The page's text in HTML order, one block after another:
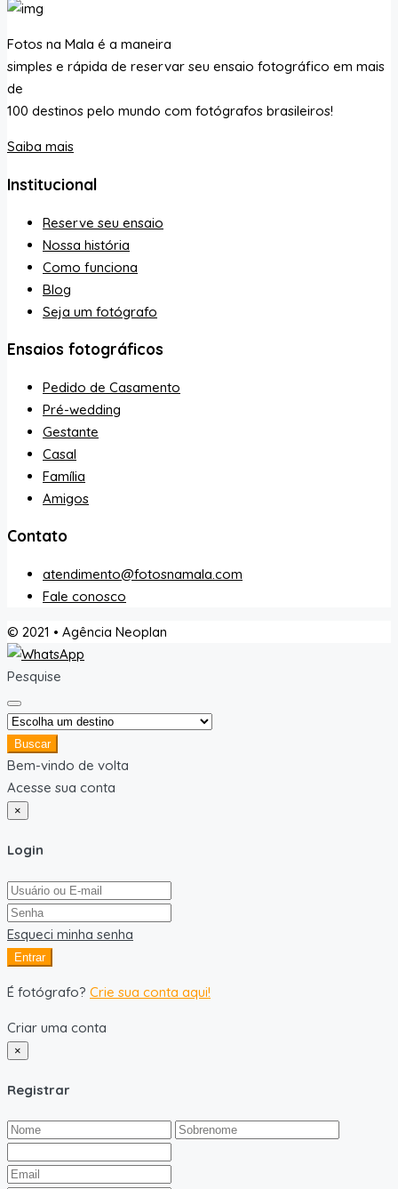
Fotos na Mala é a maneira
simples e rápida de reservar seu ensaio fotográfico em mais
de
100 destinos pelo mundo com fotógrafos brasileiros!
Saiba mais
Institucional
Reserve seu ensaio
Nossa história
Como funciona
Blog
Seja um fotógrafo
Ensaios fotográficos
Pedido de Casamento
Pré-wedding
Gestante
Casal
Família
Amigos
Contato
atendimento@fotosnamala.com
Fale conosco
© 2021 • Agência Neoplan
Pesquise
Buscar
Bem-vindo de volta
Acesse sua conta
×
Login
Esqueci minha senha
Entrar
É fotógrafo? Crie sua conta aqui!
Criar uma conta
×
Registrar